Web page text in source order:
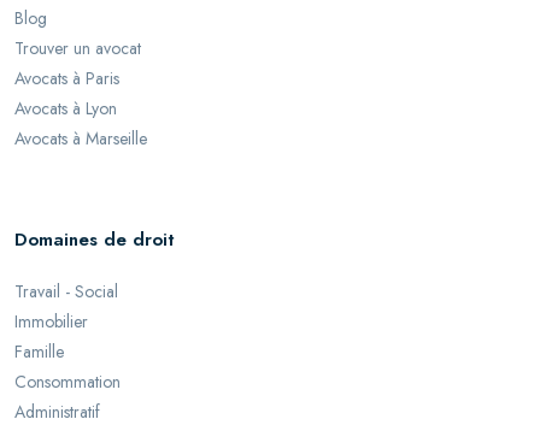
Blog
Trouver un avocat
Avocats à Paris
Avocats à Lyon
Avocats à Marseille
Domaines de droit
Travail - Social
Immobilier
Famille
Consommation
Administratif